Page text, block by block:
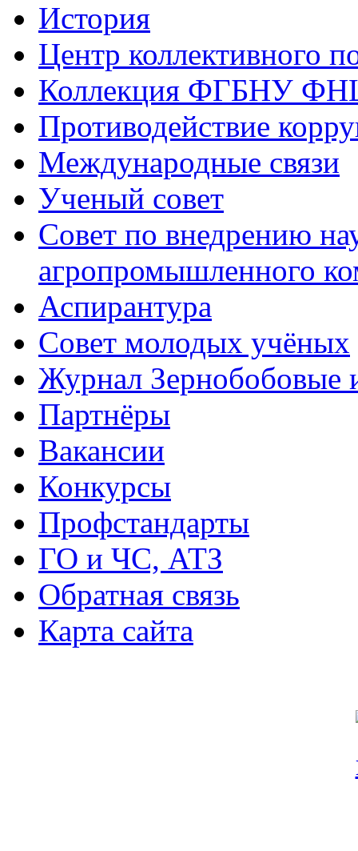
История
Центр коллективного
Коллекция ФГБНУ
Противодействие
Международные связи
Ученый совет
Совет по внедрению
агропромышленного
Аспирантура
Совет молодых учёных
Журнал Зернобобовые
Партнёры
Вакансии
Конкурсы
Профстандарты
ГО и ЧС, АТЗ
Обратная связь
Карта сайта